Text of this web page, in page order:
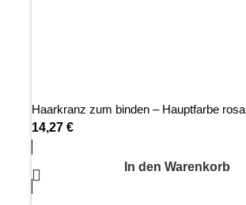
Haarkranz zum binden – Hauptfarbe rosa
14,27 €
In den Warenkorb